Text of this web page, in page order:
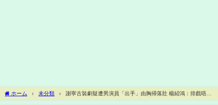
ホーム 未分類
謝寧古裝劇疑遭男演員「出手」由胸掃落肚 楊紹鴻：排戲唔係
咁